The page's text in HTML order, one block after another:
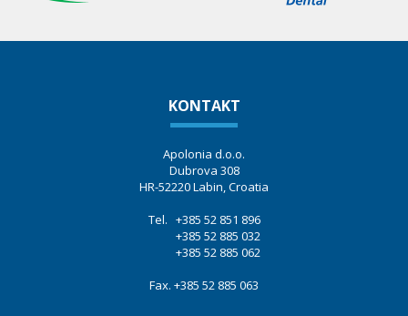
KONTAKT
Apolonia d.o.o.
Dubrova 308
HR-52220 Labin, Croatia
Tel. +385 52 851 896
+385 52 885 032
+385 52 885 062
Fax. +385 52 885 063